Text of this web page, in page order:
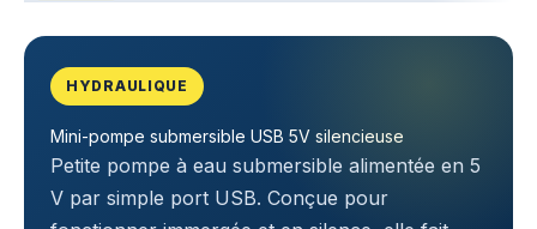
HYDRAULIQUE
Mini-pompe submersible USB 5V silencieuse
Petite pompe à eau submersible alimentée en 5
V par simple port USB. Conçue pour